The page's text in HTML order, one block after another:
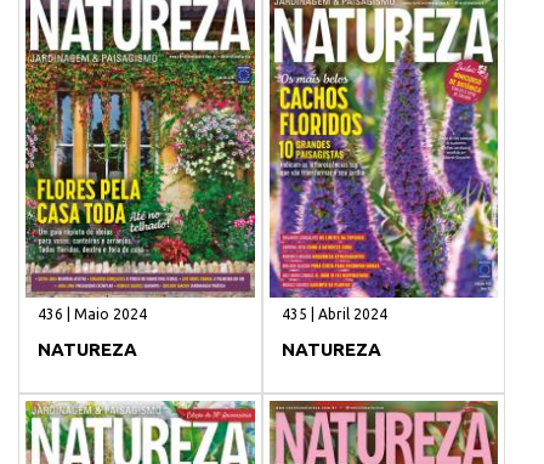
436 | Maio 2024
NATUREZA
435 | Abril 2024
NATUREZA